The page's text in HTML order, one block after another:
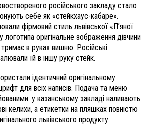
російського закладу стало
себе як «стейкхаус-кабаре».
фірмовий стиль львівської «П’яної
логотипа оригінальне зображення дівчини
в руках вишню. Російські
їй в іншу руку стейк.
ідентичний оригінальному
для всіх написів. Подача та меню
у казанському закладі наливають
келихи, а етикетки на пляшках повністю
львівського продукту.